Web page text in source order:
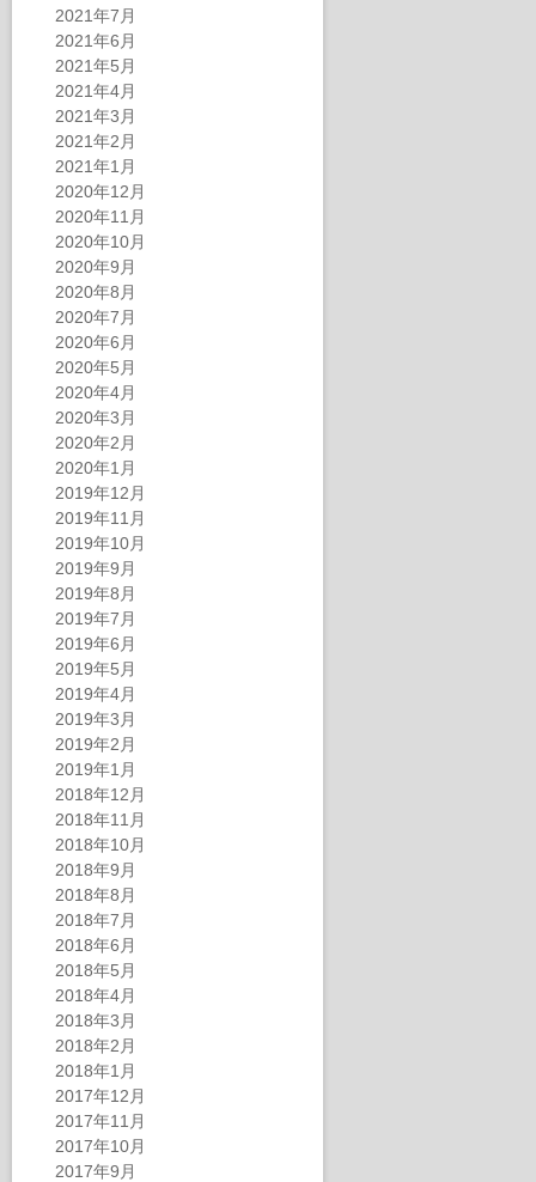
2021年7月
2021年6月
2021年5月
2021年4月
2021年3月
2021年2月
2021年1月
2020年12月
2020年11月
2020年10月
2020年9月
2020年8月
2020年7月
2020年6月
2020年5月
2020年4月
2020年3月
2020年2月
2020年1月
2019年12月
2019年11月
2019年10月
2019年9月
2019年8月
2019年7月
2019年6月
2019年5月
2019年4月
2019年3月
2019年2月
2019年1月
2018年12月
2018年11月
2018年10月
2018年9月
2018年8月
2018年7月
2018年6月
2018年5月
2018年4月
2018年3月
2018年2月
2018年1月
2017年12月
2017年11月
2017年10月
2017年9月